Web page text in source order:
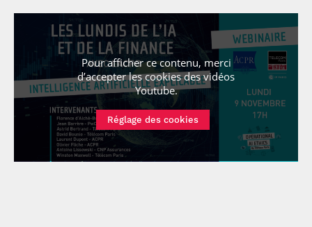
Florence d’Alché-Buc, Professeure à Télécom Paris,
Institut Polytechnique de Paris
Télécharger la présentation
Pour afficher ce contenu, merci
d’accepter les cookiesdes vidéos
Youtube.
Réglage des cookies